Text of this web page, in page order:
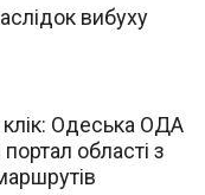
вибуху
Одеська ОДА
області з